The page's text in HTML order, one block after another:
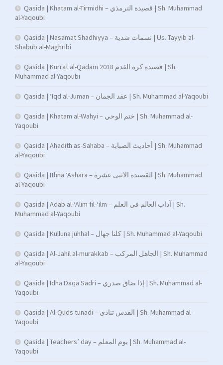
Qasida | Khatam al-Tirmidhi – قصيدة الترمذي | Sh. Muhammad
al-Yaqoubi
Qasida | Nasamat Shadhiyya – نسمات شذية | Us. Tayyib al-
Shabub al-Maghribi
Qasida | Kurrat al-Qadam 2018 قصيدة كرة القدم | Sh.
Muhammad al-Yaqoubi
Qasida | ‘Iqd al-Juman – عقد الجمان | Sh. Muhammad al-Yaqoubi
Qasida | Khatam al-Wahyi – ختم الوحي | Sh. Muhammad al-
Yaqoubi
Qasida | Ahadith as-Sahaba – أحاديث الصبابة | Sh. Muhammad
al-Yaqoubi
Qasida | Ithna ‘Ashara – القصيدة الاثنى عشرة | Sh. Muhammad
al-Yaqoubi
Qasida | Adab al-‘Alim fil-‘ilm – آداب العالم في العلم | Sh.
Muhammad al-Yaqoubi
Qasida | Kulluna juhhal – كلنا جهال | Sh. Muhammad al-Yaqoubi
Qasida | Al-Jahil al-murakkab – الجاهل المركب | Sh. Muhammad
al-Yaqoubi
Qasida | Idha Daqa Sadri – إذا ضاق صدري | Sh. Muhammad al-
Yaqoubi
Qasida | Al-Quds tunadi – القدس تنادي | Sh. Muhammad al-
Yaqoubi
Qasida | Teachers’ day – يوم المعلم | Sh. Muhammad al-
Yaqoubi